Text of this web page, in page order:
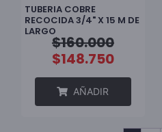
TUBERIA COBRE
RECOCIDA 3/4" X 15 M DE
LARGO
$160.000
$148.750
AÑADIR